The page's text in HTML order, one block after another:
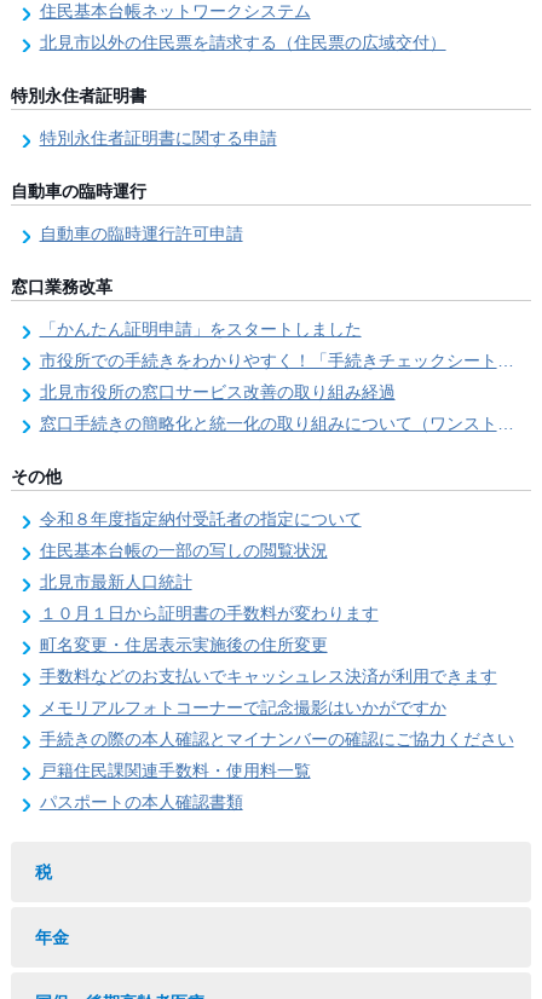
住民基本台帳ネットワークシステム
北見市以外の住民票を請求する（住民票の広域交付）
特別永住者証明書
特別永住者証明書に関する申請
自動車の臨時運行
自動車の臨時運行許可申請
窓口業務改革
「かんたん証明申請」をスタートしました
市役所での手続きをわかりやすく！「手続きチェックシート」を導入しました
北見市役所の窓口サービス改善の取り組み経過
窓口手続きの簡略化と統一化の取り組みについて（ワンストップサービス推進事業）
その他
令和８年度指定納付受託者の指定について
住民基本台帳の一部の写しの閲覧状況
北見市最新人口統計
１０月１日から証明書の手数料が変わります
町名変更・住居表示実施後の住所変更
手数料などのお支払いでキャッシュレス決済が利用できます
メモリアルフォトコーナーで記念撮影はいかがですか
手続きの際の本人確認とマイナンバーの確認にご協力ください
戸籍住民課関連手数料・使用料一覧
パスポートの本人確認書類
税
年金